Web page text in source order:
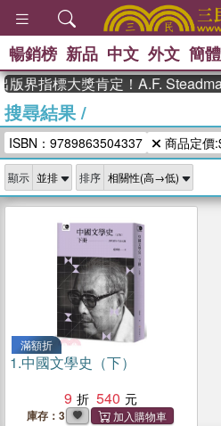
、 The
史是一
獎 臺灣
登輝時代
偉大的
暢銷榜 新品 中文 外文 簡體
界指標大獎肯定！A.F.
搜尋結果/
ISBN：9789863504337
商品定價
顯示 排序
滿額折
1.中國文學史（下）
9
540
庫存：3